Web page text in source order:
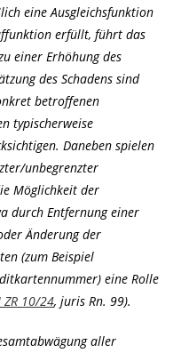
eine Ausgleichsfunktion
erfüllt, führt das
einer Erhöhung des
des Schadens sind
betroffenen
typischerweise
Daneben spielen
unbegrenzter
Möglichkeit der
durch Entfernung einer
Änderung der
(zum Beispiel
eine Rolle
ZR 10/24, juris Rn. 99).
aller